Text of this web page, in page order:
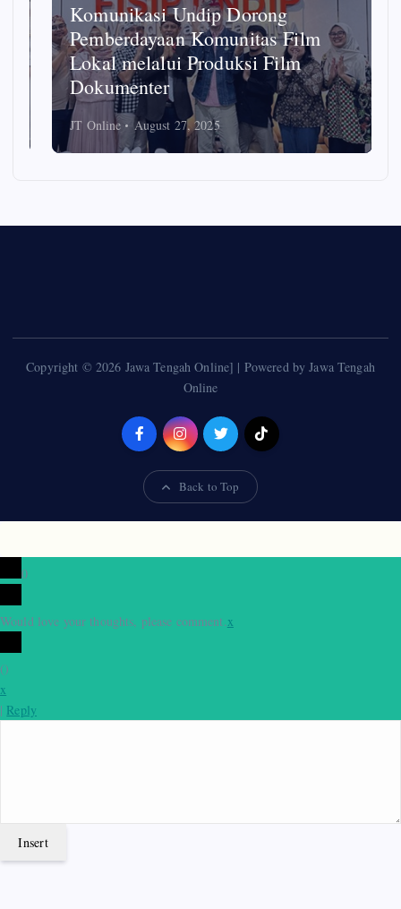
Komunikasi Undip Dorong
Pemberdayaan Komunitas Film
Lokal melalui Produksi Film
Dokumenter
JT Online August 27, 2025
Copyright © 2026 Jawa Tengah Online] | Powered by Jawa Tengah
Online
Back to Top
0
Would love your thoughts, please comment.x
()
x
| Reply
Insert